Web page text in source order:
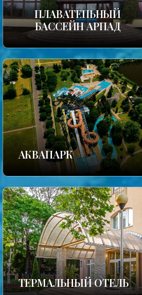
ПЛАВАТЕПЬНЫЙ
БАССЕЙН АРПАД
АКВАПАРК
ТЕРМАЛЬНЫЙ ОТЕЛЬ